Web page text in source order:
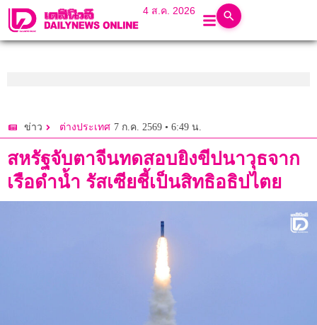
4 ส.ค. 2026
ข่าว ต่างประเทศ 7 ก.ค. 2569 • 6:49 น.
สหรัฐจับตาจีนทดสอบยิงขีปนาวุธจาก
เรือดำน้ำ รัสเซียชี้เป็นสิทธิอธิปไตย